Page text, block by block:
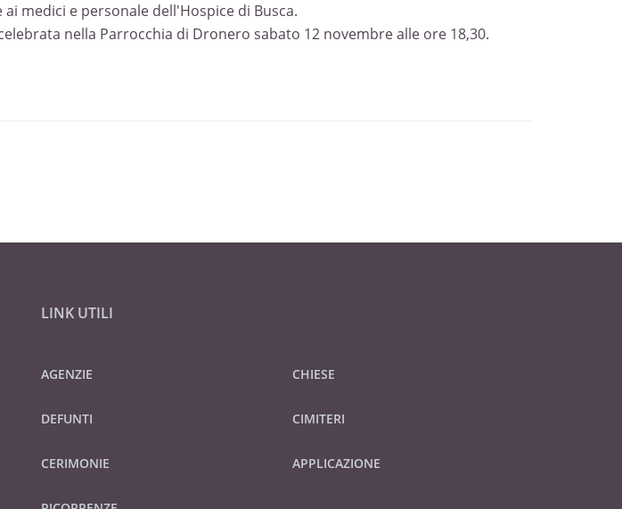
medici e personale dell'Hospice di Busca.
nella Parrocchia di Dronero sabato 12 novembre alle ore 18,30.
LINK UTILI
AGENZIE
DEFUNTI
CERIMONIE
CHIESE
CIMITERI
APPLICAZIONE